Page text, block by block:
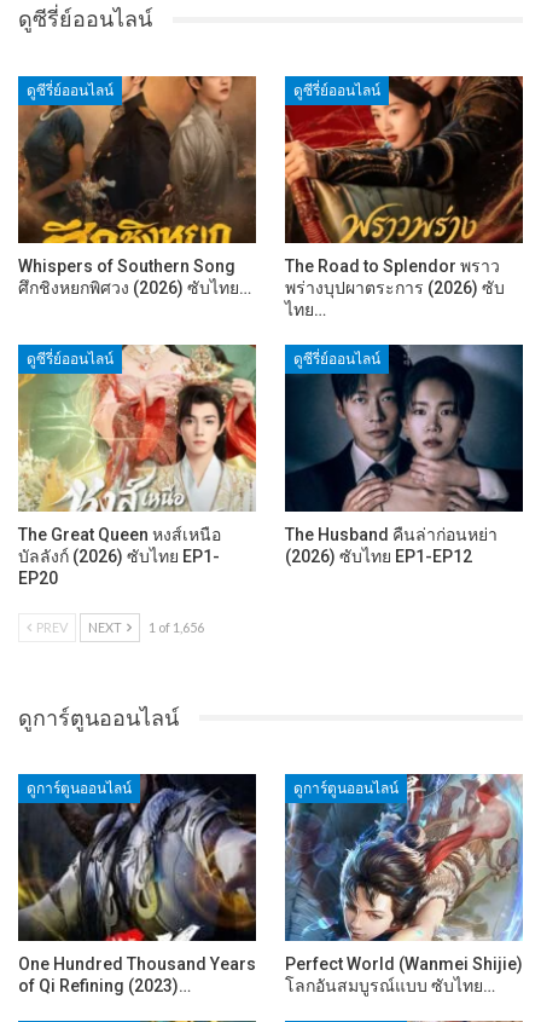
ดูซีรี่ย์ออนไลน์
ดูซีรี่ย์ออนไลน์
Whispers of Southern Song
ศึกชิงหยกพิศวง (2026) ซับไทย…
ดูซีรี่ย์ออนไลน์
The Road to Splendor พราว
พร่างบุปผาตระการ (2026) ซับ
ไทย…
ดูซีรี่ย์ออนไลน์
The Great Queen หงส์เหนือ
บัลลังก์ (2026) ซับไทย EP1-
EP20
ดูซีรี่ย์ออนไลน์
The Husband คืนล่าก่อนหย่า
(2026) ซับไทย EP1-EP12
PREV NEXT 1 of 1,656
ดูการ์ตูนออนไลน์
ดูการ์ตูนออนไลน์
One Hundred Thousand Years
of Qi Refining (2023)…
ดูการ์ตูนออนไลน์
Perfect World (Wanmei Shijie)
โลกอันสมบูรณ์แบบ ซับไทย…